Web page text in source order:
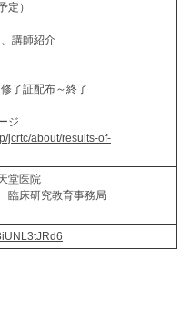
定）
講師紹介
了証配布～終了
ジ
jcrtc/about/results-of-
堂医院
臨床研究教育事務局